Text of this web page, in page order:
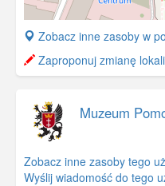
+
−
Zobacz inne zasoby w
Zaproponuj zmianę
Muzeum
Zobacz inne zasoby tego
Wyślij wiadomość do tego